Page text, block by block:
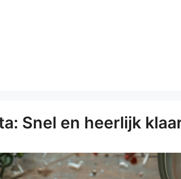
Snel en heerlijk